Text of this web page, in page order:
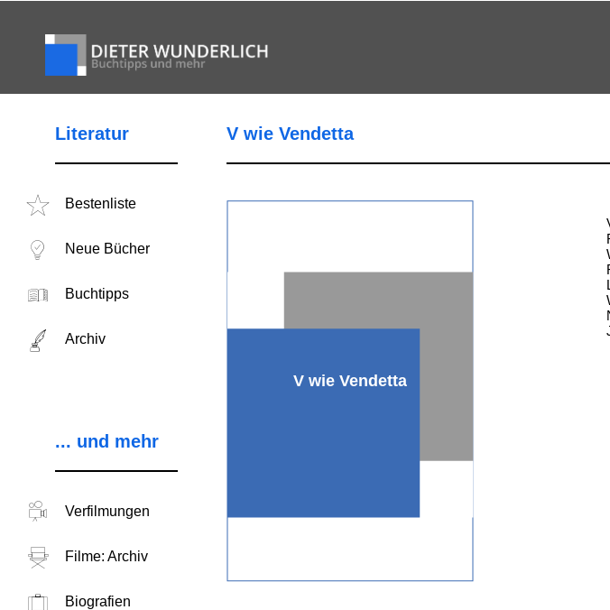
Literatur
Bestenliste
Neue Bücher
Buchtipps
Archiv
... und mehr
Verfilmungen
Filme: Archiv
Biografien
V wie Vendetta
V wie Vendetta